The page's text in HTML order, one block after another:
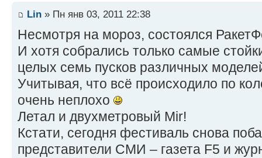
Lin » Пн янв 03, 2011 22:38
Несмотря на мороз, состоялся
И хотя собрались только самые
целых семь пусков различных
Учитывая, что всё происходило по
очень неплохо
Летал и двухметровый Mir!
Кстати, сегодня фестиваль снова
представители СМИ – газета F5 и